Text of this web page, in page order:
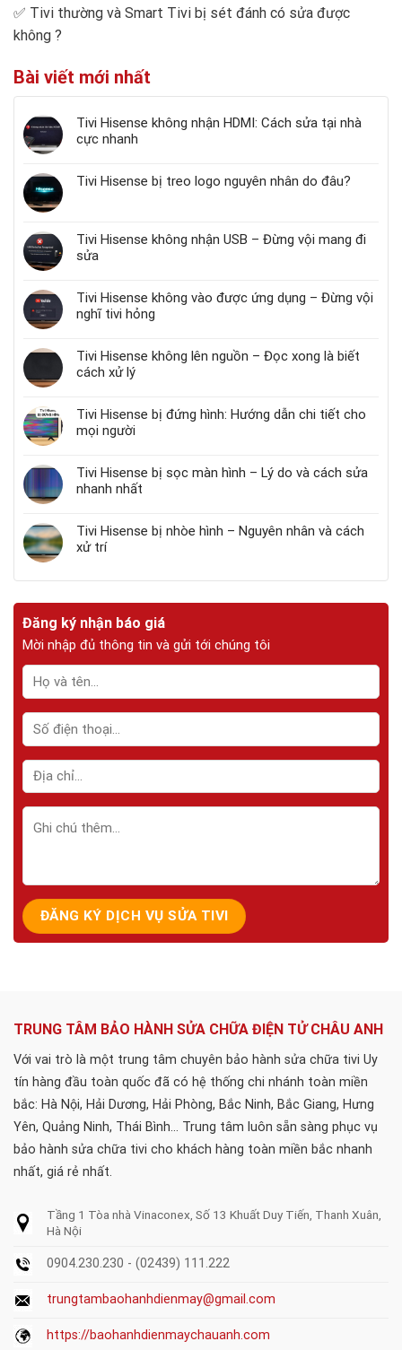
✅ Tivi thường và Smart Tivi bị sét đánh có sửa được
không ?
Bài viết mới nhất
Tivi Hisense không nhận HDMI: Cách sửa tại nhà
cực nhanh
Tivi Hisense bị treo logo nguyên nhân do đâu?
Tivi Hisense không nhận USB – Đừng vội mang đi
sửa
Tivi Hisense không vào được ứng dụng – Đừng vội
nghĩ tivi hỏng
Tivi Hisense không lên nguồn – Đọc xong là biết
cách xử lý
Tivi Hisense bị đứng hình: Hướng dẫn chi tiết cho
mọi người
Tivi Hisense bị sọc màn hình – Lý do và cách sửa
nhanh nhất
Tivi Hisense bị nhòe hình – Nguyên nhân và cách
xử trí
Đăng ký nhận báo giá
Mời nhập đủ thông tin và gửi tới chúng tôi
TRUNG TÂM BẢO HÀNH SỬA CHỮA ĐIỆN TỬ CHÂU ANH
Với vai trò là một trung tâm chuyên bảo hành sửa chữa tivi Uy
tín hàng đầu toàn quốc đã có hệ thống chi nhánh toàn miền
bắc: Hà Nội, Hải Dương, Hải Phòng, Bắc Ninh, Bắc Giang, Hưng
Yên, Quảng Ninh, Thái Bình... Trung tâm luôn sẵn sàng phục vụ
bảo hành sửa chữa tivi cho khách hàng toàn miền bắc nhanh
nhất, giá rẻ nhất.
Tầng 1 Tòa nhà Vinaconex, Số 13 Khuất Duy Tiến, Thanh Xuân,
Hà Nội
0904.230.230 - (02439) 111.222
trungtambaohanhdienmay@gmail.com
https://baohanhdienmaychauanh.com